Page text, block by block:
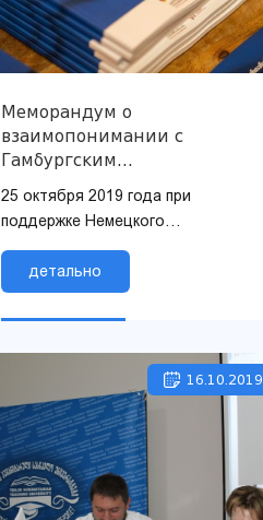
Меморандум о
взаимопонимании с
Гамбургским
университетом
25 октября 2019 года при
поддержке Немецкого
сотрудничества был подписан
Меморандум о
взаимопонимании между
детально
16.10.2019